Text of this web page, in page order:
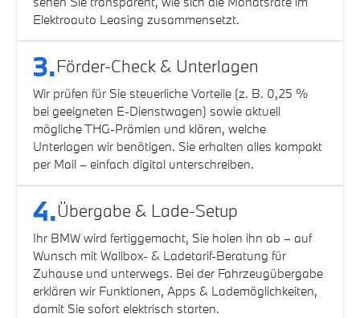
Elektroauto Leasing zusammensetzt.
3.Förder-Check & Unterlagen
Wir prüfen für Sie steuerliche Vorteile (z. B. 0,25 %
bei geeigneten E-Dienstwagen) sowie aktuell
mögliche THG-Prämien und klären, welche
Unterlagen wir benötigen. Sie erhalten alles kompakt
per Mail – einfach digital unterschreiben.
4.Übergabe & Lade-Setup
Ihr BMW wird fertiggemacht, Sie holen ihn ab – auf
Wunsch mit Wallbox- & Ladetarif-Beratung für
Zuhause und unterwegs. Bei der Fahrzeugübergabe
erklären wir Funktionen, Apps & Lademöglichkeiten,
damit Sie sofort elektrisch starten.